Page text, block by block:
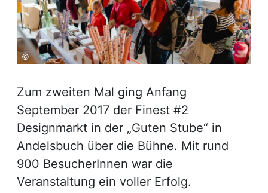
©
Zum zweiten Mal ging Anfang
September 2017 der Finest #2
Designmarkt in der „Guten Stube“ in
Andelsbuch über die Bühne. Mit rund
900 BesucherInnen war die
Veranstaltung ein voller Erfolg.